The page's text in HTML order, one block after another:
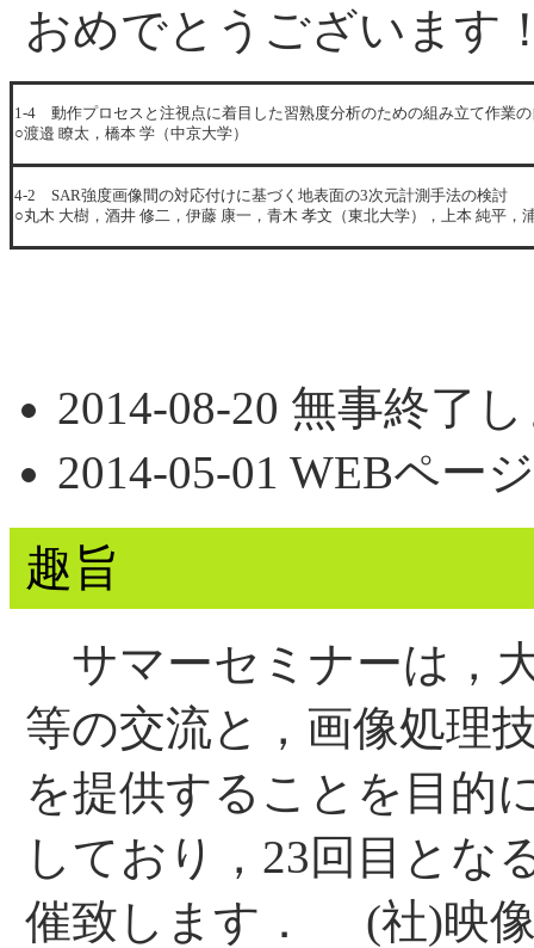
おめでとうございます
1-4 動作プロセスと注視点に着目した習熟度分析のための組み立て作業
○渡邉 瞭太，橋本 学（中京大学）
4-2 SAR強度画像間の対応付けに基づく地表面の3次元計測手法の検討
○丸木 大樹，酒井 修二，伊藤 康一，青木 孝文（東北大学），上本 純平，
2014-08-20 無事終了
2014-05-01 WEBペー
趣旨
サマーセミナーは，
等の交流と，画像処理
を提供することを目的
しており，23回目とな
催致します．
(社)映